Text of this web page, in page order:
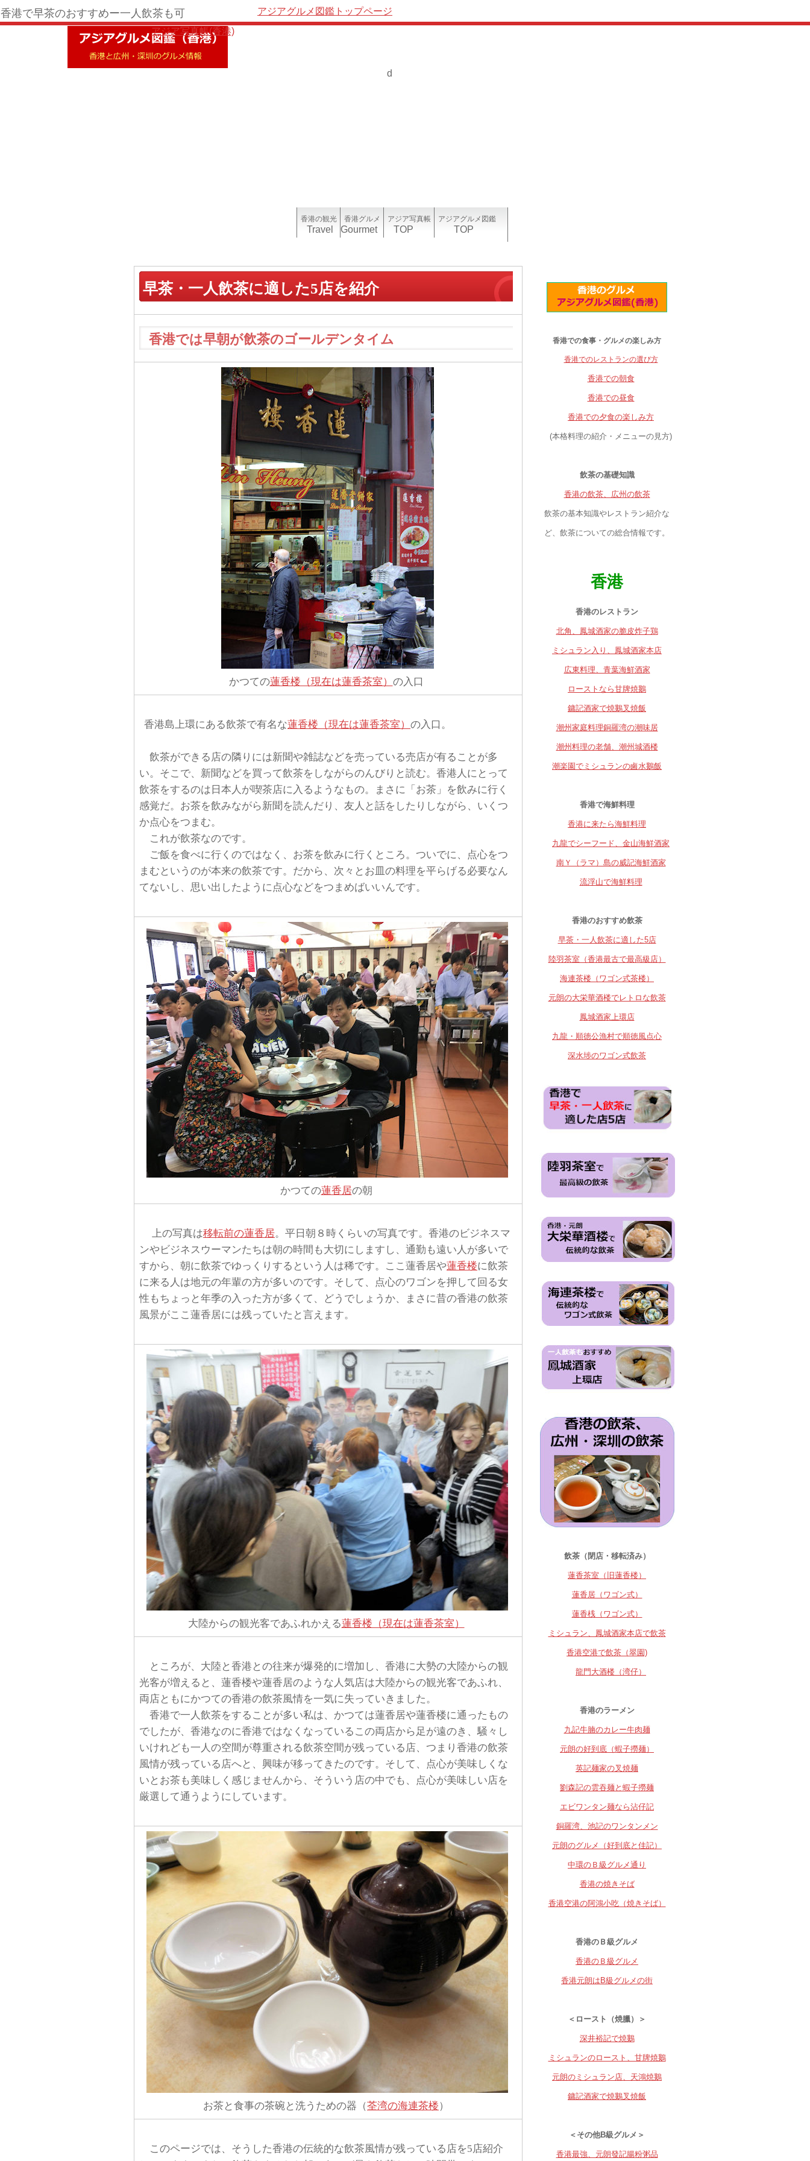
香港で早茶のおすすめー一人飲茶も可
アジア写真帳(香港)
アジアグルメ図鑑トップページ
d
早茶・一人飲茶に適した5店を紹介
香港では早朝が飲茶のゴールデンタイム
かつての蓮香楼（現在は蓮香茶室） の入口
香港島上環にある飲茶で有名な蓮香楼（現在は蓮香茶室） の入口。
飲茶ができる店の隣りには新聞や雑誌などを売っている売店が有ることが多
い。そこで、新聞などを買って飲茶をしながらのんびりと読む。香港人にとって
飲茶をするのは日本人が喫茶店に入るようなもの。まさに「お茶」を飲みに行く
感覚だ。お茶を飲みながら新聞を読んだり、友人と話をしたりしながら、いくつ
か点心をつまむ。
これが飲茶なのです。
ご飯を食べに行くのではなく、お茶を飲みに行くところ。ついでに、点心をつ
まむというのが本来の飲茶です。だから、次々とお皿の料理を平らげる必要なん
てないし、思い出したように点心などをつまめばいいんです。
かつての蓮香居の朝
上の写真は移転前の蓮香居。平日朝８時くらいの写真です。香港のビジネスマ
ンやビジネスウーマンたちは朝の時間も大切にしますし、通勤も遠い人が多いで
すから、朝に飲茶でゆっくりするという人は稀です。ここ蓮香居や蓮香楼に飲茶
に来る人は地元の年輩の方が多いのです。そして、点心のワゴンを押して回る女
性もちょっと年季の入った方が多くて、どうでしょうか、まさに昔の香港の飲茶
風景がここ蓮香居には残っていたと言えます。
大陸からの観光客であふれかえる蓮香楼（現在は蓮香茶室）
ところが、大陸と香港との往来が爆発的に増加し、香港に大勢の大陸からの観
光客が増えると、蓮香楼や蓮香居のような人気店は大陸からの観光客であふれ、
両店ともにかつての香港の飲茶風情を一気に失っていきました。
香港で一人飲茶をすることが多い私は、かつては蓮香居や蓮香楼に通ったもの
でしたが、香港なのに香港ではなくなっているこの両店から足が遠のき、騒々し
いけれども一人の空間が尊重される飲茶空間が残っている店、つまり香港の飲茶
風情が残っている店へと、興味が移ってきたのです。そして、点心が美味しくな
いとお茶も美味しく感じませんから、そういう店の中でも、点心が美味しい店を
厳選して通うようにしています。
お茶と食事の茶碗と洗うための器（荃湾の海連茶楼 ）
このページでは、そうした香港の伝統的な飲茶風情が残っている店を5店紹介
ナビーション
香港の観光
Travel
香港グルメ
Gourmet
アジア写真帳
TOP
アジアグルメ図鑑
TOP
香港での食事・グルメの楽しみ方
香港でのレストランの選び方
香港での朝食
香港での昼食
香港での夕食の楽しみ方
(本格料理の紹介・メニューの見方)
飲茶の基礎知識
香港の飲茶、広州の飲茶
飲茶の基本知識やレストラン紹介な
ど、飲茶についての総合情報です。
香港
香港のレストラン
北角、鳳城酒家の脆皮炸子鶏
ミシュラン入り、鳳城酒家本店
広東料理、青葉海鮮酒家
ローストなら甘牌焼鵝
鏞記酒家で焼鵝叉焼飯
潮州家庭料理銅羅湾の潮味居
潮州料理の老舗、潮州城酒楼
潮楽園でミシュランの鹵水鵝飯
香港で海鮮料理
香港に来たら海鮮料理
九龍でシーフード、金山海鮮酒家
南Ｙ（ラマ）島の威記海鮮酒家
流浮山で海鮮料理
香港のおすすめ飲茶
早茶・一人飲茶に適した5店
陸羽茶室（香港最古で最高級店）
海連茶楼（ワゴン式茶楼）
元朗の大栄華酒楼でレトロな飲茶
鳳城酒家上環店
九龍・順徳公漁村で順徳風点心
深水埗のワゴン式飲茶
飲茶（閉店・移転済み）
蓮香茶室（旧蓮香楼）
蓮香居（ワゴン式）
蓮香桟（ワゴン式）
ミシュラン、鳳城酒家本店で飲茶
香港空港で飲茶（翠園)
龍門大酒楼（湾仔）
香港のラーメン
九記牛腩のカレー牛肉麺
元朗の好到底（蝦子撈麺）
英記麺家の叉焼麺
劉森記の雲吞麺と蝦子撈麺
エビワンタン麺なら沾仔記
銅羅湾、池記のワンタンメン
元朗のグルメ（好到底と佳記）
中環のＢ級グルメ通り
香港の焼きそば
香港空港の阿鴻小吃（焼きそば）
香港のＢ級グルメ
香港のＢ級グルメ
香港元朗はB級グルメの街
＜ロースト（焼臘）＞
深井裕記で焼鵝
ミシュランのロースト、甘牌焼鵝
元朗のミシュラン店、天鴻焼鵝
鏞記酒家で焼鵝叉焼飯
＜その他B級グルメ＞
香港最強、元朗發記腸粉粥品